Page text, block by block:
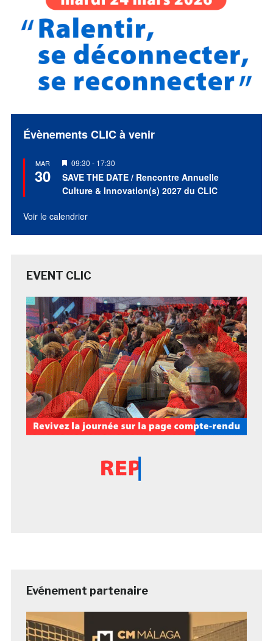
Évènements CLIC à venir
MAR
30
Mis
en
avant
09:30 - 17:30
SAVE THE DATE / Rencontre Annuelle
Culture & Innovation(s) 2027 du CLIC
Voir le calendrier
EVENT CLIC
Evénement partenaire